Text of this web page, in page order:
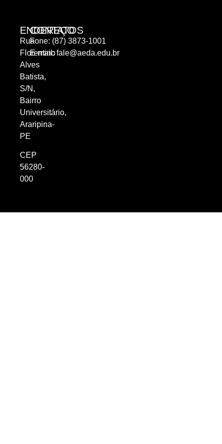
ENDEREÇO
Rua
Florentino
Alves
Batista,
S/N,
Bairro
Universitário,
Araripina-
PE
CEP
56280-
000
CONTATOS
Fone: (87) 3873-1001
E-mail:fale@aeda.edu.br